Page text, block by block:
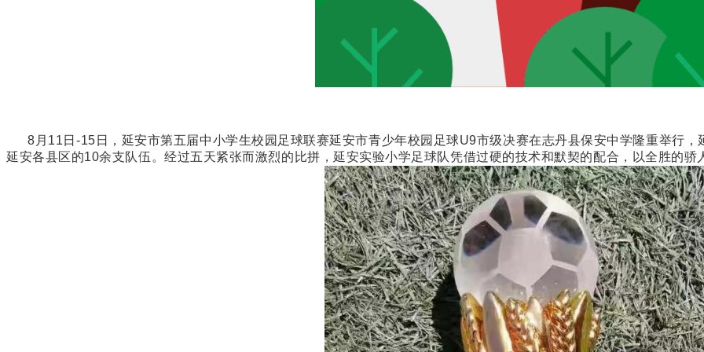
8月11日-15日，延安市第五届中小学生校园足球联赛延安市青少年校园足球U9市级决赛在志丹县保安中学隆重举行，
延安各县区的10余支队伍。经过五天紧张而激烈的比拼，延安实验小学足球队凭借过硬的技术和默契的配合，以全胜的骄